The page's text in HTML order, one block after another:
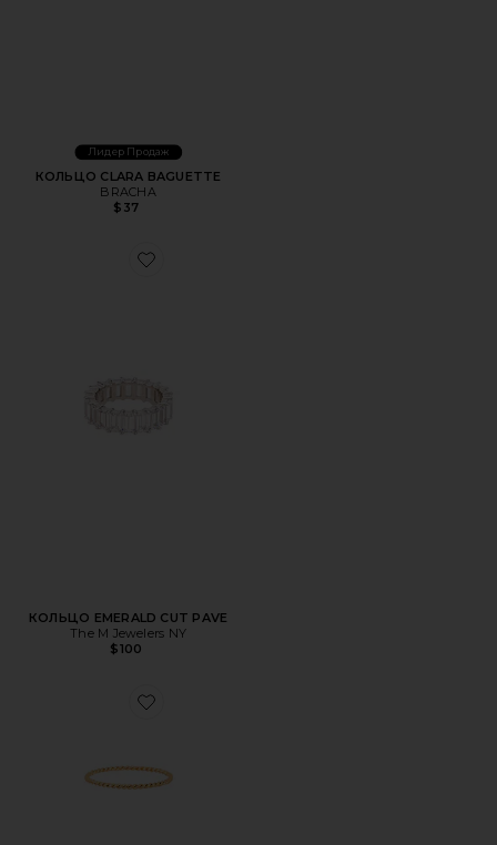
Лидер Продаж
КОЛЬЦО CLARA BAGUETTE
BRACHA
$37
Favorite КОЛЬЦО EMERALD CUT PAVE
КОЛЬЦО EMERALD CUT PAVE
The M Jewelers NY
$100
Favorite КОЛЬЦА STACKER